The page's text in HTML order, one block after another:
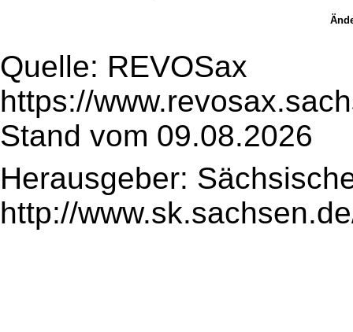
Quelle: REVOSax
https://
Stand vom 09.08.2026
Herausgeber:
http://